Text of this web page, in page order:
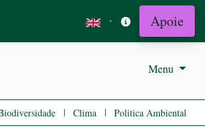
· Apoie
Menu
| Clima | Politica Ambiental